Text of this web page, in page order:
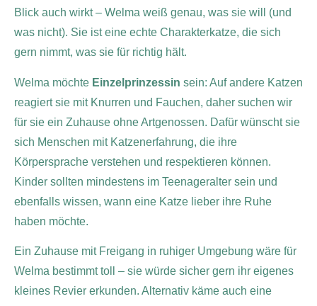
Blick auch wirkt – Welma weiß genau, was sie will (und
was nicht). Sie ist eine echte Charakterkatze, die sich
gern nimmt, was sie für richtig hält.
Welma möchte Einzelprinzessin sein: Auf andere Katzen
reagiert sie mit Knurren und Fauchen, daher suchen wir
für sie ein Zuhause ohne Artgenossen. Dafür wünscht sie
sich Menschen mit Katzenerfahrung, die ihre
Körpersprache verstehen und respektieren können.
Kinder sollten mindestens im Teenageralter sein und
ebenfalls wissen, wann eine Katze lieber ihre Ruhe
haben möchte.
Ein Zuhause mit Freigang in ruhiger Umgebung wäre für
Welma bestimmt toll – sie würde sicher gern ihr eigenes
kleines Revier erkunden. Alternativ käme auch eine